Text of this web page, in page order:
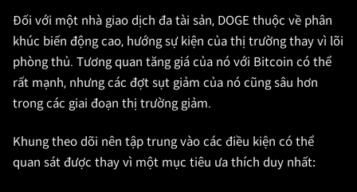
Đối với một nhà giao dịch đa tài sản, DOGE thuộc về phân
khúc biến động cao, hướng sự kiện của thị trường thay vì lõi
phòng thủ. Tương quan tăng giá của nó với Bitcoin có thể
rất mạnh, nhưng các đợt sụt giảm của nó cũng sâu hơn
trong các giai đoạn thị trường giảm.
Khung theo dõi nên tập trung vào các điều kiện có thể
quan sát được thay vì một mục tiêu ưa thích duy nhất: